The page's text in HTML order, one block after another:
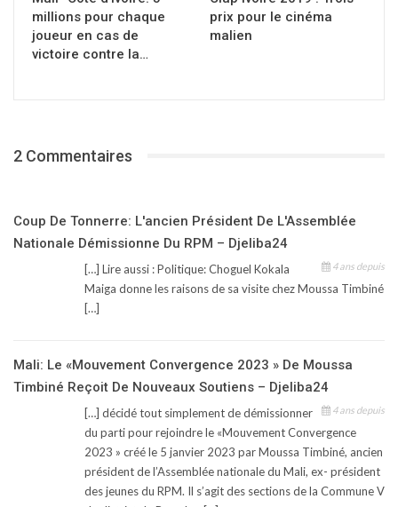
millions pour chaque
joueur en cas de
victoire contre la…
prix pour le cinéma
malien
2 Commentaires
Coup De Tonnerre: L'ancien Président De L'Assemblée
Nationale Démissionne Du RPM – Djeliba24
4 ans depuis
[…] Lire aussi : Politique: Choguel Kokala
Maiga donne les raisons de sa visite chez Moussa Timbiné
[…]
Mali: Le «Mouvement Convergence 2023 » De Moussa
Timbiné Reçoit De Nouveaux Soutiens – Djeliba24
4 ans depuis
[…] décidé tout simplement de démissionner
du parti pour rejoindre le «Mouvement Convergence
2023 » créé le 5 janvier 2023 par Moussa Timbiné, ancien
président de l’Assemblée nationale du Mali, ex- président
des jeunes du RPM. Il s’agit des sections de la Commune V